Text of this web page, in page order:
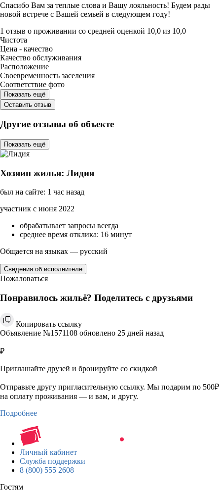
Спасибо Вам за теплые слова и Вашу лояльность! Будем рады
новой встрече с Вашей семьей в следующем году!
1 отзыв о проживании со средней оценкой 10,0 из 10,0
Чистота
Цена - качество
Качество обслуживания
Расположение
Своевременность заселения
Соответствие фото
Показать ещё
Оставить отзыв
Другие отзывы об объекте
Показать ещё
Хозяин жилья: Лидия
был на сайте: 1 час назад
участник с июня 2022
обрабатывает запросы всегда
среднее время отклика: 16 минут
Общается на языках — русский
Сведения об исполнителе
Пожаловаться
Понравилось жильё? Поделитесь с друзьями
Копировать ссылку
Объявление №1571108 обновлено 25 дней назад
₽
Приглашайте друзей и бронируйте со скидкой
Отправьте другу пригласительную ссылку. Мы подарим по 500₽
на оплату проживания — и вам, и другу.
Подробнее
Личный кабинет
Служба поддержки
8 (800) 555 2608
Гостям